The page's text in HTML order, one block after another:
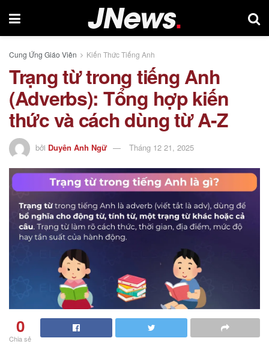
Cung Ứng Giáo Viên Kiến Thức Tiếng Anh
Trạng từ trong tiếng Anh
(Adverbs): Tổng hợp kiến
thức và cách dùng từ A-Z
bởi Duyên Anh Ngữ Tháng 12 21, 2025
0
Chia sẻ